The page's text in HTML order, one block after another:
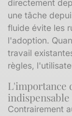
directement
une tâche
fluide évite les
l'adoption.
travail
règles,
L'importance
indispensable
Contrairement